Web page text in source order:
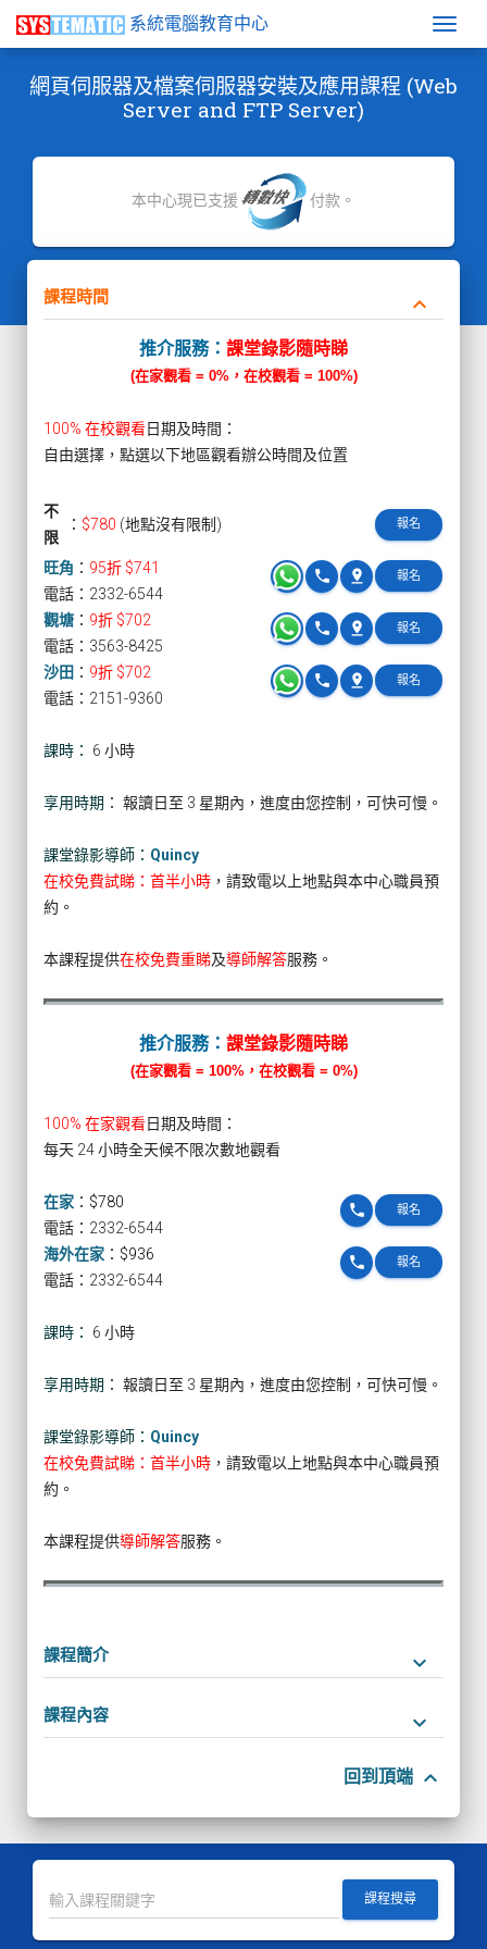
系統電腦教育中心
網頁伺服器及檔案伺服器安裝及應用課程 (Web
Server and FTP Server)
本中心現已支援 付款。
課程時間 keyboard_arrow_down
推介服務： 課堂錄影隨時睇
(在家觀看 = 0%，在校觀看 = 100%)
100% 在校觀看日期及時間：
自由選擇，點選以下地區觀看辦公時間及位置
不
限
： $780 (地點沒有限制) 報名
旺角 ： 95折 $741 報名
pin_drop
phone
電話：2332-6544
觀塘 ： 9折 $702 報名
pin_drop
phone
電話：3563-8425
沙田 ： 9折 $702 報名
pin_drop
phone
電話：2151-9360
課時： 6 小時
享用時期： 報讀日至 3 星期內，進度由您控制，可快可慢。
課堂錄影導師： Quincy
在校免費試睇：首半小時 ，請致電以上地點與本中心職員預
約。
本課程提供在校免費重睇及導師解答服務。
推介服務： 課堂錄影隨時睇
(在家觀看 = 100%，在校觀看 = 0%)
100% 在家觀看日期及時間：
每天 24 小時全天候不限次數地觀看
在家 ： $780 報名
phone
電話：2332-6544
海外在家 ： $936 報名
phone
電話：2332-6544
課時： 6 小時
享用時期： 報讀日至 3 星期內，進度由您控制，可快可慢。
課堂錄影導師： Quincy
在校免費試睇：首半小時 ，請致電以上地點與本中心職員預
約。
本課程提供導師解答服務。
課程簡介 keyboard_arrow_down
課程內容 keyboard_arrow_down
回到頂端 keyboard_arrow_up
課程搜尋